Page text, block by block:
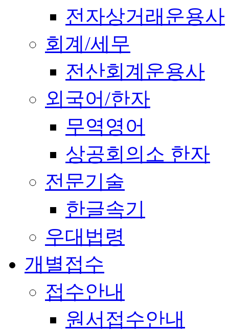
전자상거래운용사
회계/세무
전산회계운용사
외국어/한자
무역영어
상공회의소 한자
전문기술
한글속기
우대법령
개별접수
접수안내
원서접수안내